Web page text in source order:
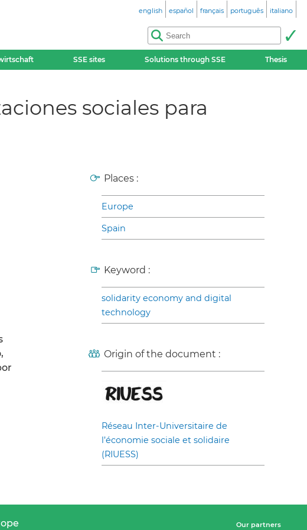
english español français português italiano
SSE sites Solutions through SSE Thesis
sociales para
Places :
Europe
Spain
Keyword :
solidarity economy and digital
technology
Origin of the document :
Réseau Inter-Universitaire de
l’économie sociale et solidaire
(RIUESS)
Our partners